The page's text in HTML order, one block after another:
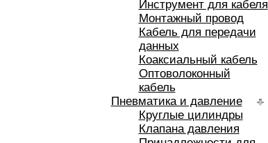
Инструмент для кабеля
Монтажный провод
Кабель для передачи
данных
Коаксиальный кабель
Оптоволоконный
кабель
Пневматика и давление
Круглые цилиндры
Клапана давления